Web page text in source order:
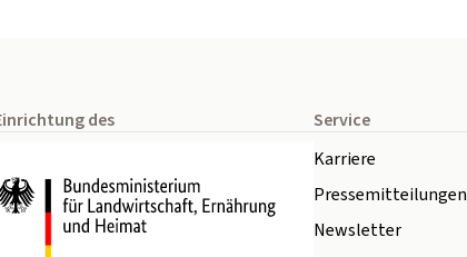
des
Service
Karriere
Pressemitteilungen
Newsletter